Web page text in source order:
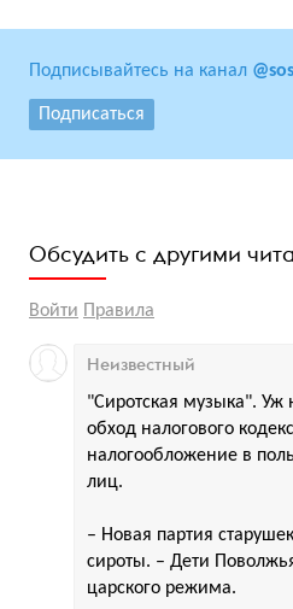
Подписывайтесь на канал
Подписаться
Обсудить с другими
Войти Правила
"Сиротская музыка". Уж
обход налогового
налогообложение в
лиц.
– Новая партия
сироты. – Дети
царского режима.
Неизвестный